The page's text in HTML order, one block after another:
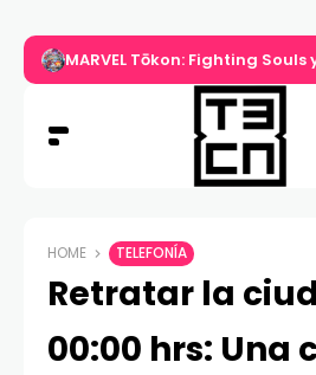
MARVEL Tōkon: Fighting
HOME TELEFONÍA
Retratar la
00:00 hrs: Una